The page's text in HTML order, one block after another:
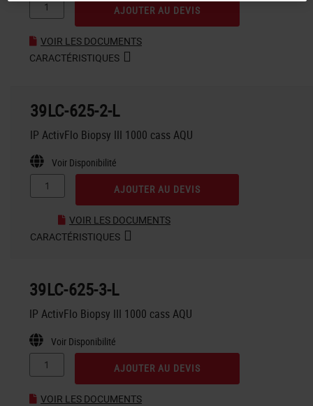
AJOUTER AU DEVIS
VOIR LES DOCUMENTS
CARACTÉRISTIQUES
39LC-625-2-L
IP ActivFlo Biopsy III 1000 cass AQU
Voir Disponibilité
AJOUTER AU DEVIS
VOIR LES DOCUMENTS
CARACTÉRISTIQUES
39LC-625-3-L
IP ActivFlo Biopsy III 1000 cass AQU
Voir Disponibilité
AJOUTER AU DEVIS
VOIR LES DOCUMENTS